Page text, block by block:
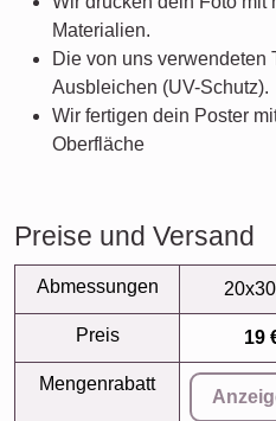
Materialien.
Die von uns verwendeten
Ausbleichen (UV-Schutz).
Wir fertigen dein Poster
Oberfläche
Preise und Versand
Abmessungen
Preis 19
Mengenrabatt